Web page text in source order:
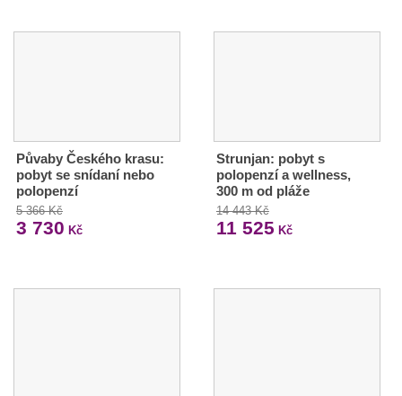
Půvaby Českého krasu:
pobyt se snídaní nebo
polopenzí
5 366 Kč
3 730 Kč
Strunjan: pobyt s
polopenzí a wellness,
300 m od pláže
14 443 Kč
11 525 Kč